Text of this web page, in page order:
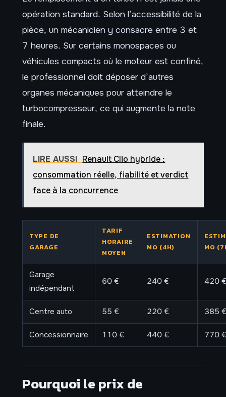
opération standard. Selon l’accessibilité de la
pièce, un mécanicien y consacre entre 3 et
7 heures. Sur certains monospaces ou
véhicules compacts où le moteur est confiné,
le professionnel doit déposer d’autres
organes mécaniques pour atteindre le
turbocompresseur, ce qui augmente la note
finale.
LIRE AUSSI Renault Clio hybride :
consommation réelle, fiabilité et verdict
face à la concurrence
TYPE DE
GARAGE
TARIF
HORAIRE
MOYEN
ESTIMATION
MO (4H)
MO
Garage
indépendant
60 € 240 € 420 €
Centre auto 55 € 220 € 385 €
Concessionnaire 110 € 440 € 770 €
Pourquoi le prix de